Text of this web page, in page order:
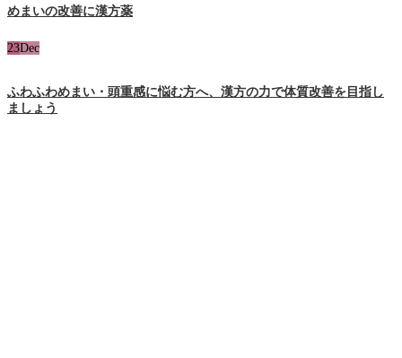
めまいの改善に漢方薬
23Dec
ふわふわめまい・頭重感に悩む方へ、漢方の力で体質改善を目指し
ましょう